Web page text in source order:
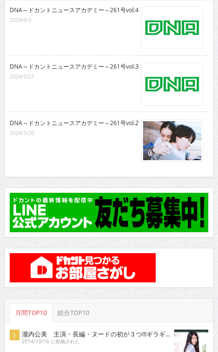
2024/6/3
2024/5/27
2024/5/20
2014/10/16 に投稿された